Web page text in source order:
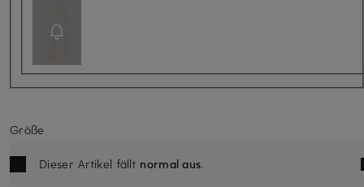
Größe
Dieser Artikel fällt normal aus.